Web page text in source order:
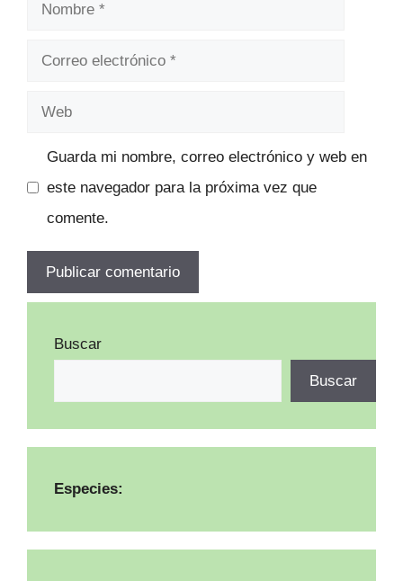
Correo
Web
Guarda mi nombre, correo electrónico y web en
este navegador para la próxima vez que
comente.
Buscar
Buscar
Especies: